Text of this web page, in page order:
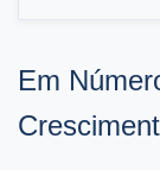
Em